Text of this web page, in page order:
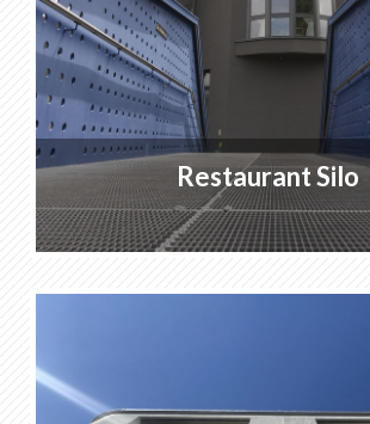
Restaurant Silo